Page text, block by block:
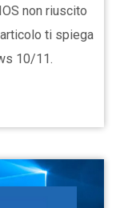
non riuscito
ti spiega
10/11.